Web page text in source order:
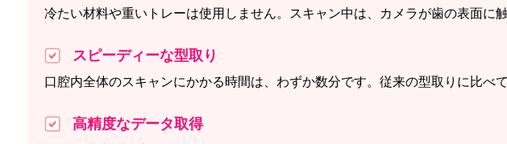
冷たい材料や重いトレーは使用しません。スキャン中は、カメラが歯の表面に
スピーディーな型取り
口腔内全体のスキャンにかかる時間は、わずか数分です。従来の型取りに比べ
高精度なデータ取得